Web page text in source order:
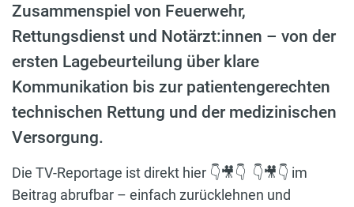
Zusammenspiel von Feuerwehr,
Rettungsdienst und Notärzt:innen – von der
ersten Lagebeurteilung über klare
Kommunikation bis zur patientengerechten
technischen Rettung und der medizinischen
Versorgung.
Die TV-Reportage ist direkt hier 👇🎥👇 👇🎥👇 im
Beitrag abrufbar – einfach zurücklehnen und